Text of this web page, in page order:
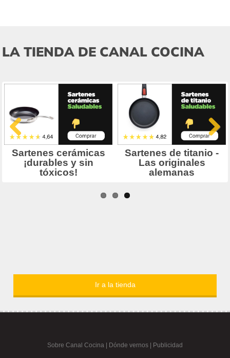
LA TIENDA DE CANAL COCINA
Ir a la tienda
Sobre Canal Cocina Dónde vernos | Publicidad